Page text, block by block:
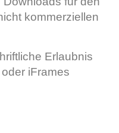
kommerziellen
Erlaubnis
iFrames